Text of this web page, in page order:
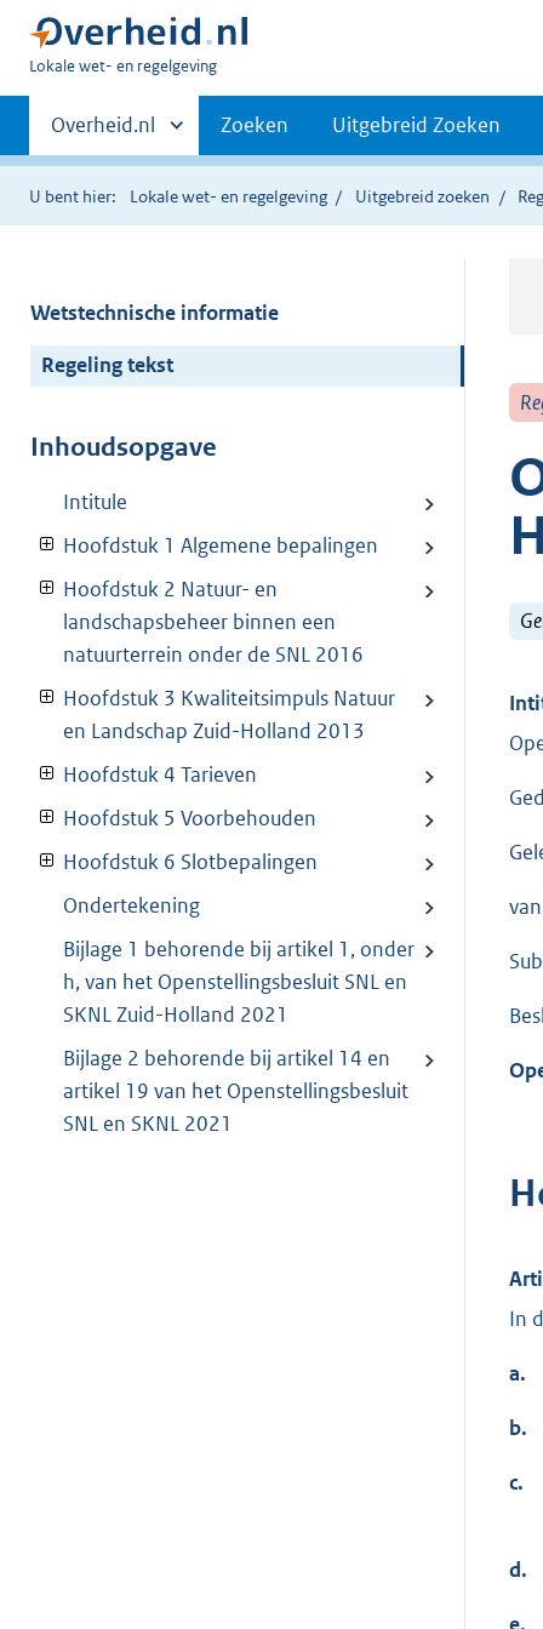
U
hier:
Lokale wet- en regelgeving
Primaire
navigatie
Andere
sites
binnen
Overheid.nl Zoeken Uitgebreid Zoeken
U bent hier: Lokale wet- en regelgeving Uitgebreid zoeken
Wetstechnische informatie
Regeling tekst
Inhoudsopgave
Intitule
Hoofdstuk 1 Algemene bepalingen
Hoofdstuk 2 Natuur- en
landschapsbeheer binnen een
natuurterrein onder de SNL 2016
Hoofdstuk 3 Kwaliteitsimpuls Natuur
en Landschap Zuid-Holland 2013
Hoofdstuk 4 Tarieven
Hoofdstuk 5 Voorbehouden
Hoofdstuk 6 Slotbepalingen
Ondertekening
Bijlage 1 behorende bij artikel 1, onder
h, van het Openstellingsbesluit SNL en
SKNL Zuid-Holland 2021
Bijlage 2 behorende bij artikel 14 en
artikel 19 van het Openstellingsbesluit
SNL en SKNL 2021
In
a.
b.
c.
d.